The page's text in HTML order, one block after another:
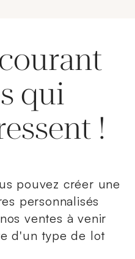
qui
!
pouvez créer une
personnalisés
ventes à venir
d'un type de lot